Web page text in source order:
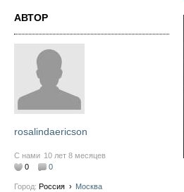
АВТОР
rosalindaericson
С нами 10 лет 8 месяцев
0
0
Город: Россия › Москва